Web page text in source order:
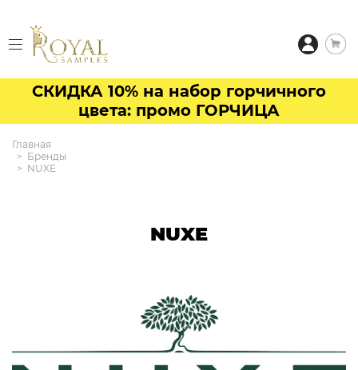
СКИДКА 10% на набор горчичного
цвета: промо ГОРЧИЦА
Главная
Бренды
NUXE
NUXE